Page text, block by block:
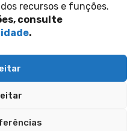
recursos e funções.
consulte
.
Privacidade
Frequentes
2026
newsletter